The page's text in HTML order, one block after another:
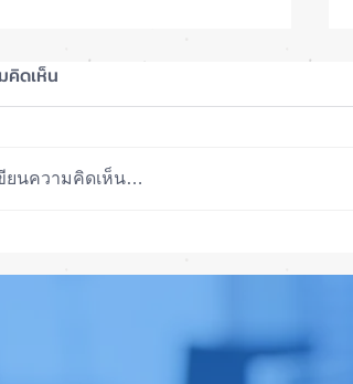
ตกจากฟ้าไม่พัง! ⚡📱
คิดเห็น
ยนความคิดเห็น…